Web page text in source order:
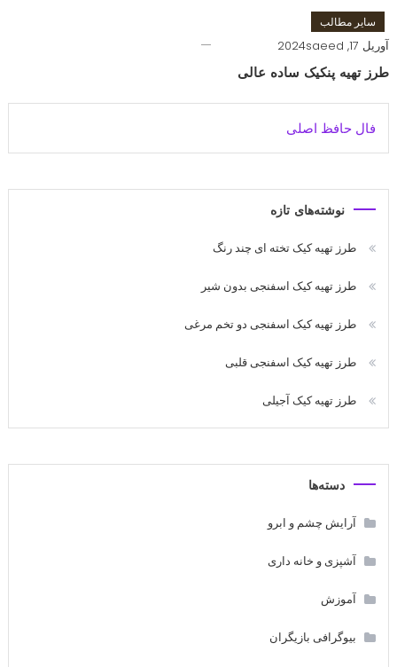
سایر مطالب
آوریل 17, 2024 saeed
طرز تهیه پنکیک ساده عالی
فال حافظ اصلی
نوشته‌های تازه
طرز تهیه کیک تخته ای چند رنگ
طرز تهیه کیک اسفنجی بدون شیر
طرز تهیه کیک اسفنجی دو تخم مرغی
طرز تهیه کیک اسفنجی قلبی
طرز تهیه کیک آجیلی
دسته‌ها
آرایش چشم و ابرو
آشپزی و خانه داری
آموزش
بیوگرافی بازیگران